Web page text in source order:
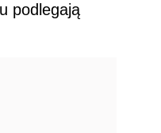
podlegają